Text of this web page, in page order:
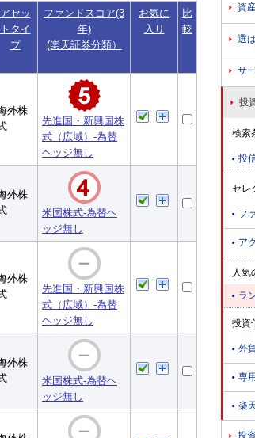
アセッ
トタイ
プ
ファンドスコア(3
年)
(楽天証券分類）
お気に
入り
比
較
外株
先進国・新興国株
式（広域）-為替
ヘッジ無し
外株
米国株式-為替ヘ
ッジ無し
外株
先進国・新興国株
式（広域）-為替
ヘッジ無し
外株
米国株式-為替ヘ
ッジ無し
 資
 選
 サ
 投
検索
 投
セレ
 フ
 ア
人気
 ラ
投資
 外
 専
 楽
 投